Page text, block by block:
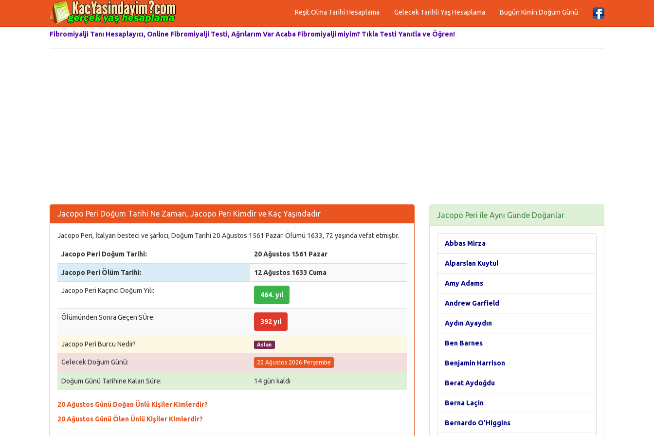
Reşit Olma Tarihi Hesaplama Gelecek Tarihli Yaş Hesaplama Bugün Kimin Doğum Günü
Fibromiyalji Tanı Hesaplayıcı, Online Fibromiyalji Testi, Ağrılarım Var Acaba Fibromiyalji miyim? Tıkla Testi Yanıtla ve Öğren!
Jacopo Peri Doğum Tarihi Ne Zaman, Jacopo Peri Kimdir ve Kaç Yaşındadır
Jacopo Peri, İtalyan besteci ve şarkıcı, Doğum Tarihi 20 Ağustos 1561 Pazar. Ölümü 1633, 72 yaşında vefat etmiştir.
Jacopo Peri Doğum Tarihi: 20 Ağustos 1561 Pazar
Jacopo Peri Ölüm Tarihi: 12 Ağustos 1633 Cuma
Jacopo Peri Kaçıncı Doğum Yılı:
464. yıl
Ölümünden Sonra Geçen SÜre:
392 yıl
Jacopo Peri Burcu Nedir? Aslan
Gelecek Doğum Günü: 20 Ağustos 2026 Perşembe
Doğum Günü Tarihine Kalan Süre: 14 gün kaldı
20 Ağustos Günü Doğan Ünlü Kişiler Kimlerdir?
20 Ağustos Günü Ölen Ünlü Kişiler Kimlerdir?
Jacopo Peri ile Aynı Günde Doğanlar
Abbas Mirza
Alparslan Kuytul
Amy Adams
Andrew Garfield
Aydın Ayaydın
Ben Barnes
Benjamin Harrison
Berat Aydoğdu
Berna Laçin
Bernardo O'Higgins